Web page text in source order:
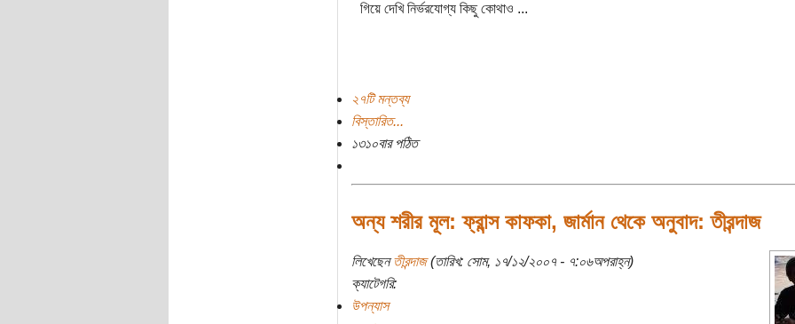
গিয়ে দেখি নির্ভরযোগ্য কিছু কোথাও ...
২৭টি মন্তব্য
বিস্তারিত...
১৩১০বার পঠিত
অন্য শরীর মূল: ফ্রান্স কাফকা, জার্মান থেকে অনুবাদ: তীরন্দাজ
লিখেছেনতীরন্দাজ(তারিখ: সোম, ১৭/১২/২০০৭ - ৭:০৬অপরাহ্ন)
ক্যাটেগরি:
উপন্যাস